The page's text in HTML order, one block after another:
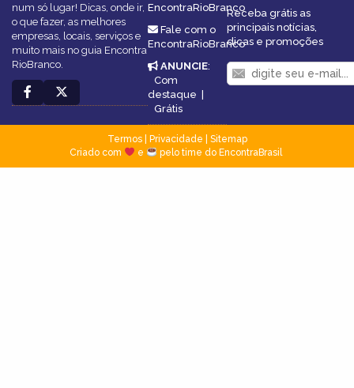
num só lugar! Dicas, onde ir,
o que fazer, as melhores
empresas, locais, serviços e
muito mais no guia Encontra
RioBranco.
EncontraRioBranco
Fale com o
EncontraRioBranco
ANUNCIE:
Com
destaque |
Grátis
Receba grátis as
principais notícias,
dicas e promoções
Termos| Privacidade
Sitemap
Criado com
e pelo time do EncontraBrasil